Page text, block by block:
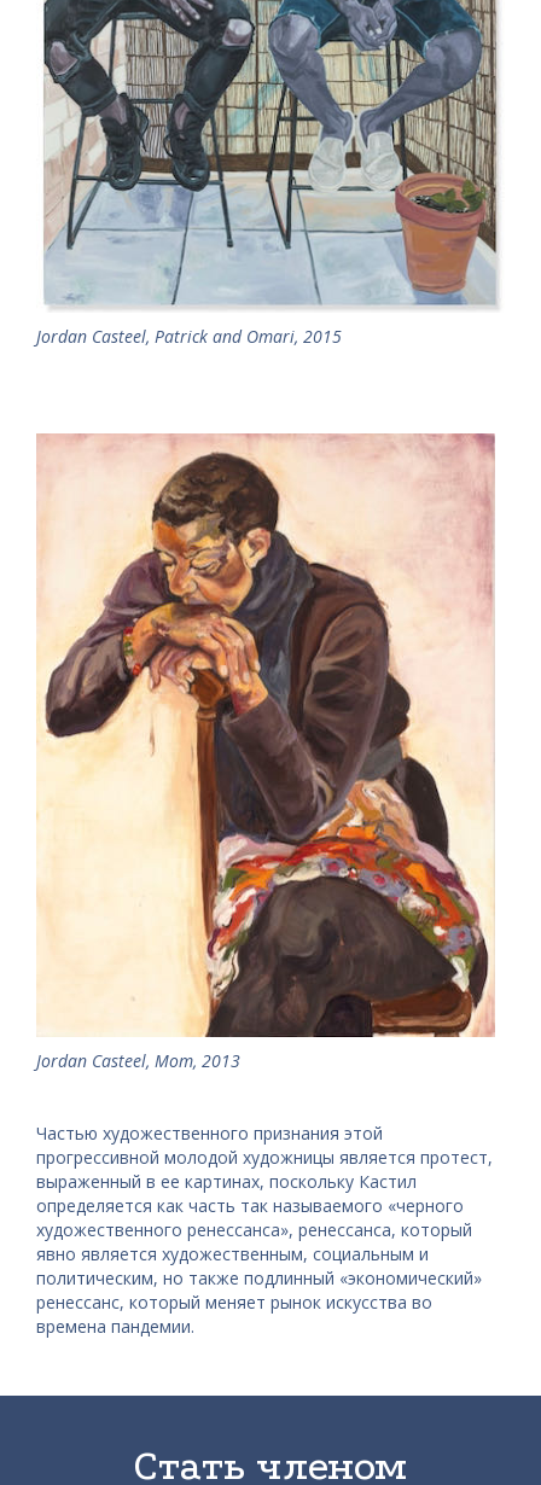
Jordan Casteel, Patrick and Omari, 2015
Jordan Casteel, Mom, 2013
Частью художественного признания этой
прогрессивной молодой художницы является протест,
выраженный в ее картинах, поскольку Кастил
определяется как часть так называемого «черного
художественного ренессанса», ренессанса, который
явно является художественным, социальным и
политическим, но также подлинный «экономический»
ренессанс, который меняет рынок искусства во
времена пандемии.
Стать членом